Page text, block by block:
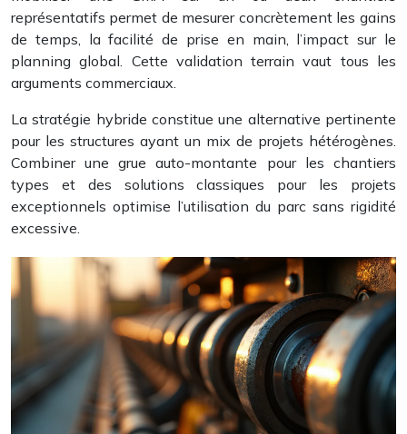
représentatifs permet de mesurer concrètement les gains
de temps, la facilité de prise en main, l’impact sur le
planning global. Cette validation terrain vaut tous les
arguments commerciaux.
La stratégie hybride constitue une alternative pertinente
pour les structures ayant un mix de projets hétérogènes.
Combiner une grue auto-montante pour les chantiers
types et des solutions classiques pour les projets
exceptionnels optimise l’utilisation du parc sans rigidité
excessive.